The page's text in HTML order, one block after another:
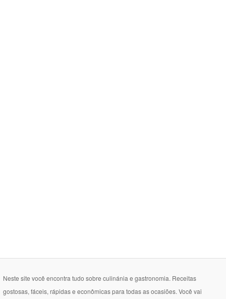
Neste site você encontra tudo sobre culinánia e gastronomia. Receitas
gostosas, fáceis, rápidas e econômicas para todas as ocasiões. Você vai